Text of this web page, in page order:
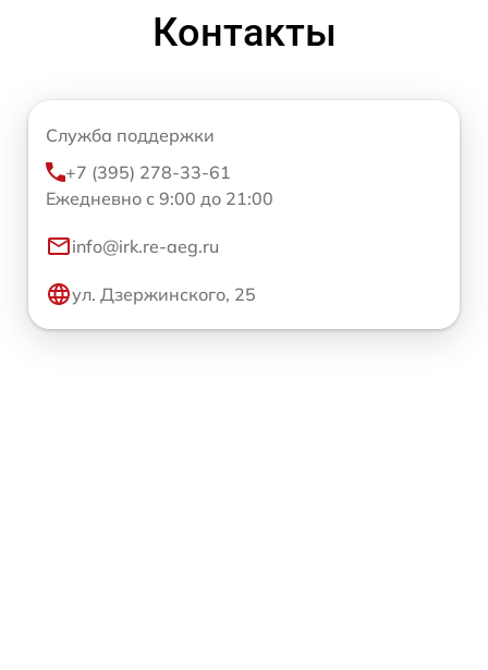
Контакты
Служба поддержки
+7 (395) 278-33-61
Ежедневно с 9:00 до 21:00
info@irk.re-aeg.ru
ул. Дзержинского, 25